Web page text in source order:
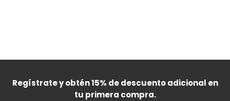
Regístrate y obtén 15% de descuento adicional en
tu primera compra.